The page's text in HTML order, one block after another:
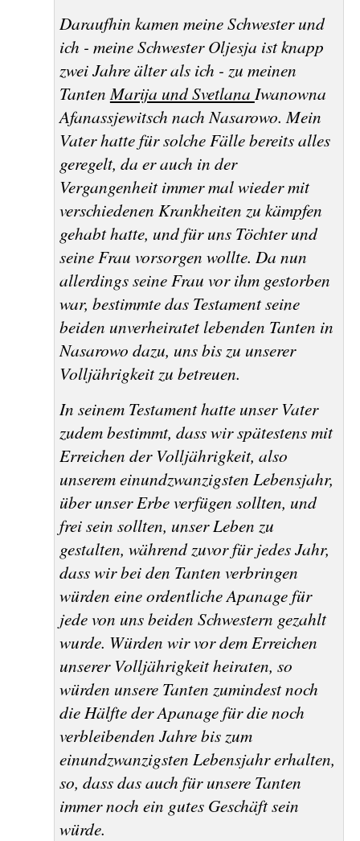
Daraufhin kamen meine Schwester und
ich - meine SchwesterOljesja ist knapp
zwei Jahre älter als ich - zu meinen
Tanten Marija und Svetlana Iwanowna
Afanassjewitsch nach Nasarowo. Mein
Vater hatte für solche Fälle bereits alles
geregelt, da er auch in der
Vergangenheit immer mal wieder mit
verschiedenen Krankheiten zu kämpfen
gehabt hatte, und für uns Töchter und
seine Frau vorsorgen wollte. Da nun
allerdings seine Frau vor ihm gestorben
war, bestimmte das Testament seine
beiden unverheiratet lebenden Tanten in
Nasarowo dazu, uns bis zu unserer
Volljährigkeit zu betreuen.
In seinem Testament hatte unser Vater
zudem bestimmt, dass wir spätestens mit
Erreichen der Volljährigkeit, also
unserem einundzwanzigsten Lebensjahr,
über unser Erbe verfügen sollten, und
frei sein sollten, unser Leben zu
gestalten, während zuvor für jedes Jahr,
dass wir bei den Tanten verbringen
würden eine ordentliche Apanage für
jede von uns beiden Schwestern gezahlt
wurde. Würden wir vor dem Erreichen
unserer Volljährigkeit heiraten, so
würden unsere Tanten zumindest noch
die Hälfte der Apanage für die noch
verbleibenden Jahre bis zum
einundzwanzigsten Lebensjahr erhalten,
so, dass das auch für unsere Tanten
immer noch ein gutes Geschäft sein
würde.